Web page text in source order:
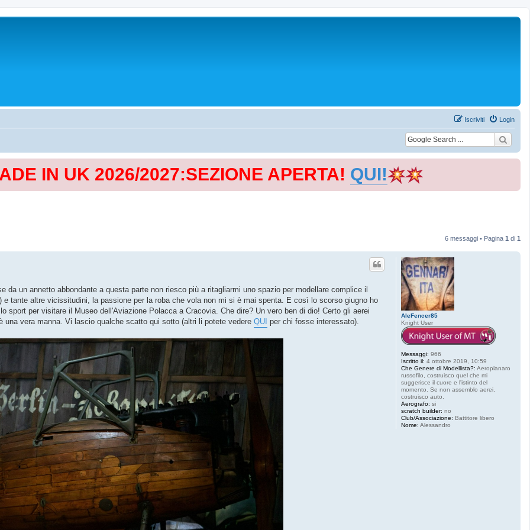
Login
Iscriviti
IN UK 2026/2027:SEZIONE APERTA! QUI!
6 messaggi • Pagina 1 di 1
AleFencer85
Knight User
Messaggi: 966
Iscritto il: 4 ottobre 2019, 10:59
Che Genere di Modellista?: Aeroplanaro
russofilo, costruisco quel che mi
suggerisce il cuore e l'istinto del
momento. Se non assemblo aerei,
costruisco auto.
Aerografo: si
scratch builder: no
Club/Associazione: Battitore libero
Nome: Alessandro
un annetto abbondante a questa parte non riesco più a ritagliarmi uno spazio per modellare complice il
tante altre vicissitudini, la passione per la roba che vola non mi si è mai spenta. E così lo scorso giugno ho
sport per visitare il Museo dell'Aviazione Polacca a Cracovia. Che dire? Un vero ben di dio! Certo gli aerei
vera manna. Vi lascio qualche scatto qui sotto (altri li potete vedere QUI per chi fosse interessato).